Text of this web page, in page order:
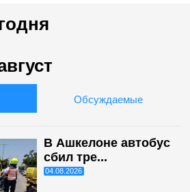
Обсуждаемые
В Ашкелоне автобус
сбил тре...
04.08.2026